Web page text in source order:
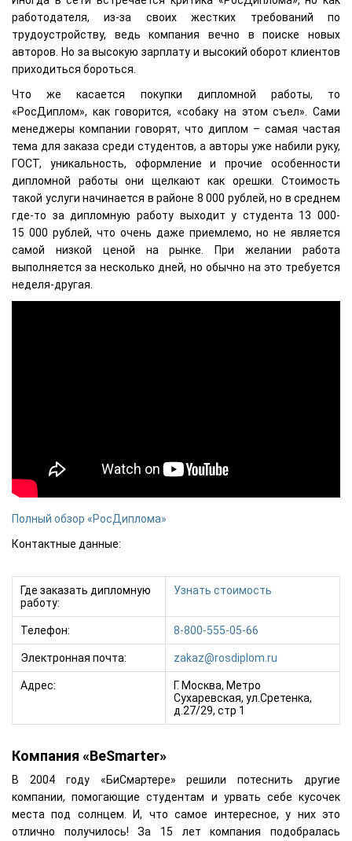
работодателя, из-за своих жестких требований по
трудоустройству, ведь компания вечно в поиске новых
авторов. Но за высокую зарплату и высокий оборот клиентов
приходиться бороться.
Что же касается покупки дипломной работы, то
«РосДиплом», как говорится, «собаку на этом съел». Сами
менеджеры компании говорят, что диплом – самая частая
тема для заказа среди студентов, а авторы уже набили руку,
ГОСТ, уникальность, оформление и прочие особенности
дипломной работы они щелкают как орешки. Стоимость
такой услуги начинается в районе 8 000 рублей, но в среднем
где-то за дипломную работу выходит у студента 13 000-
15 000 рублей, что очень даже приемлемо, но не является
самой низкой ценой на рынке. При желании работа
выполняется за несколько дней, но обычно на это требуется
неделя-другая.
Полный обзор «РосДиплома»
Контактные данные:
Где заказать дипломную
работу:
Узнать стоимость
Телефон: 8-800-555-05-66
Электронная почта: zakaz@rosdiplom.ru
Адрес:
Г. Москва, Метро
Сухаревская, ул.Сретенка,
д.27/29, стр 1
Компания «BeSmarter»
В 2004 году «БиСмартере» решили потеснить другие
компании, помогающие студентам и урвать себе кусочек
места под солнцем. И, что самое интересное, у них это
отлично получилось! За 15 лет компания подобралась